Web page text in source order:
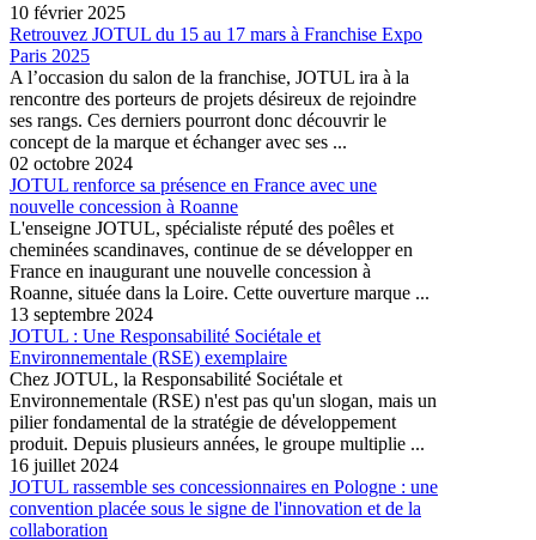
10 février 2025
Retrouvez JOTUL du 15 au 17 mars à Franchise Expo
Paris 2025
A l’occasion du salon de la franchise, JOTUL ira à la
rencontre des porteurs de projets désireux de rejoindre
ses rangs. Ces derniers pourront donc découvrir le
concept de la marque et échanger avec ses ...
02 octobre 2024
JOTUL renforce sa présence en France avec une
nouvelle concession à Roanne
L'enseigne JOTUL, spécialiste réputé des poêles et
cheminées scandinaves, continue de se développer en
France en inaugurant une nouvelle concession à
Roanne, située dans la Loire. Cette ouverture marque ...
13 septembre 2024
JOTUL : Une Responsabilité Sociétale et
Environnementale (RSE) exemplaire
Chez JOTUL, la Responsabilité Sociétale et
Environnementale (RSE) n'est pas qu'un slogan, mais un
pilier fondamental de la stratégie de développement
produit. Depuis plusieurs années, le groupe multiplie ...
16 juillet 2024
JOTUL rassemble ses concessionnaires en Pologne : une
convention placée sous le signe de l'innovation et de la
collaboration